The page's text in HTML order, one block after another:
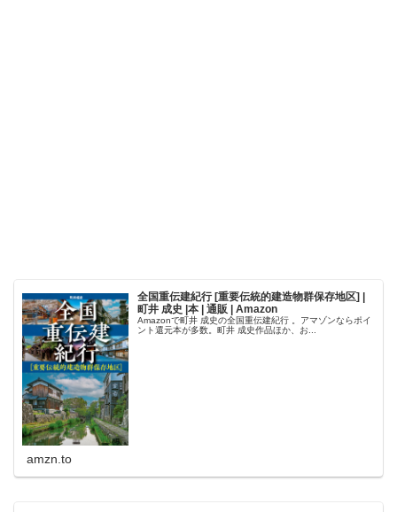
全国重伝建紀行 [重要伝統的建造物群保存地区] |
町井 成史 |本 | 通販 | Amazon
Amazonで町井 成史の全国重伝建紀行 。アマゾンならポイ
ント還元本が多数。町井 成史作品ほか、お...
amzn.to